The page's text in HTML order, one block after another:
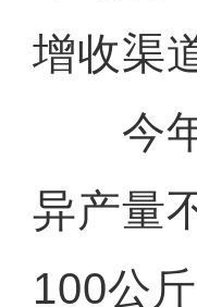
增收渠
今年
异产量
100公